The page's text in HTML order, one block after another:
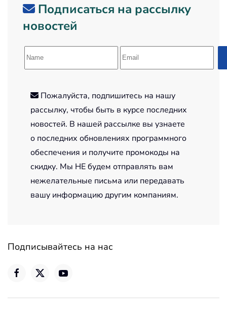
Подписаться на рассылку
новостей
Пожалуйста, подпишитесь на нашу
рассылку, чтобы быть в курсе последних
новостей. В нашей рассылке вы узнаете
о последних обновлениях программного
обеспечения и получите промокоды на
скидку. Мы НЕ будем отправлять вам
нежелательные письма или передавать
вашу информацию другим компаниям.
Подписывайтесь на нас